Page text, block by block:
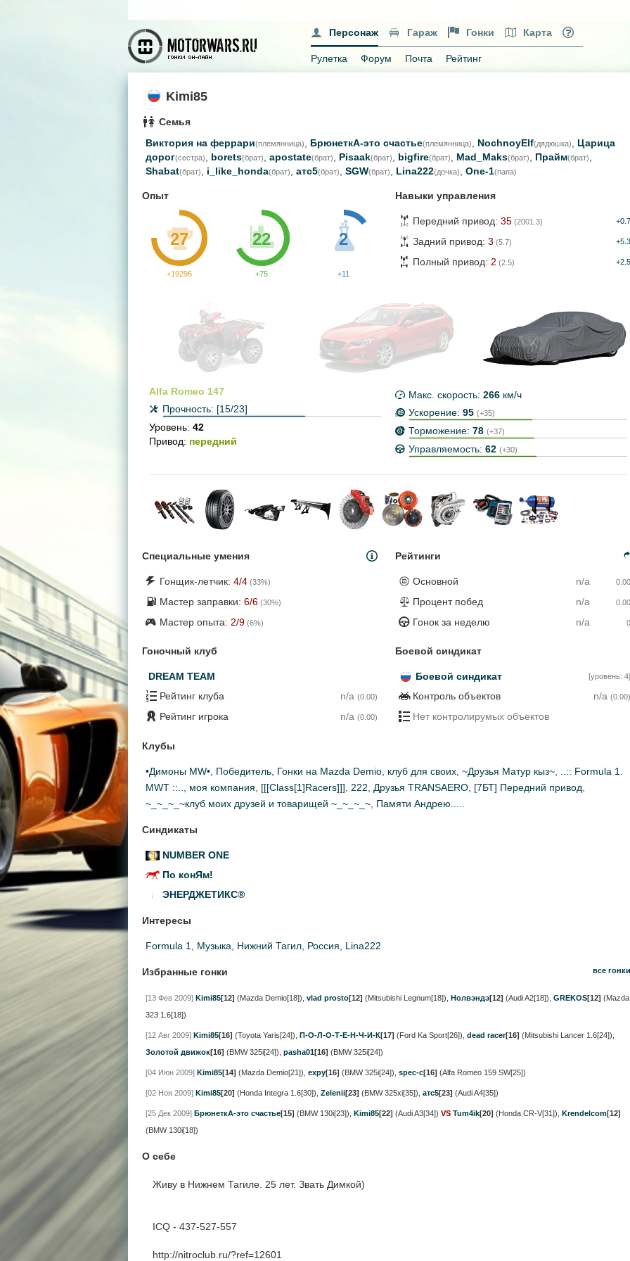
Персонаж Гараж Гонки Карта
Рулетка Форум Почта Рейтинг
Kimi85
Семья
Виктория на феррари(племянница) БрюнеткА-это счастье(племянница) NochnoyElf(дядюшка)
Царица
дорог(сестра) borets(брат) apostate(брат) Pisaak(брат) bigfire(брат) Mad_Maks(брат) Прайм(брат)
Shabat(брат) i_like_honda(брат) атс5(брат) SGW(брат) Lina222(дочка) One-1(папа)
Опыт
27
+19296
22
+75
2
+11
Навыки управления
Передний привод: 35 (2001.3) +0.7
Задний привод: 3 (5.7) +5.3
Полный привод: 2 (2.5) +2.5
Alfa Romeo 147
Прочность: [15/23]
Уровень: 42
Привод: передний
Макс. скорость: 266 км/ч
Ускорение: 95 (+35)
Торможение: 78 (+37)
Управляемость: 62 (+30)
Специальные умения
Гонщик-летчик: 4/4 (33%)
Мастер заправки: 6/6 (30%)
Мастер опыта: 2/9 (6%)
Рейтинги
Основной n/a 0.00
Процент побед n/a 0.00
Гонок за неделю n/a 0
Гоночный клуб
DREAM TEAM
Рейтинг клуба
n/a (0.00)
Рейтинг игрока n/a (0.00)
Боевой синдикат
Боевой синдикат [уровень: 4]
Контроль объектов n/a (0.00)
Нет контролирумых объектов
Клубы
•Димоны MW• Победитель Гонки на Mazda Demio клуб для своих ~Друзья Матур кыз~
..:: Formula 1.
MWT ::..
моя компания [[[Class[1]Racers]]] 222 Друзья TRANSAERO [7БТ] Передний привод
~_~_~_~клуб моих друзей и товарищей ~_~_~_~ Памяти Андрею.....
Синдикаты
NUMBER ONE
По конЯм!
ЭНЕРДЖЕТИКС®
Интересы
Formula 1 Музыка Нижний Тагил Россия Lina222
Избранные гонки все гонки
[13 Фев 2009] Kimi85[12] (Mazda Demio[18]) vlad prosto[12] (Mitsubishi Legnum[18]) Нолвэндэ[12] (Audi A2[18]) GREKOS[12] (Mazda
323 1.6[18])
[12 Авг 2009] Kimi85[16] (Toyota Yaris[24]) П-О-Л-О-Т-Е-Н-Ч-И-К[17] (Ford Ka Sport[26]) dead racer[16] (Mitsubishi Lancer 1.6[24])
Золотой движок[16] (BMW 325i[24]) pasha01[16] (BMW 325i[24])
[04 Июн 2009] Kimi85[14] (Mazda Demio[21]) expy[16] (BMW 325i[24]) spec-c[16] (Alfa Romeo 159 SW[25])
[02 Ноя 2009] Kimi85[20] (Honda Integra 1.6[30]) Zelenii[23] (BMW 325xi[35]) атс5[23] (Audi A4[35])
[25 Дек 2009] БрюнеткА-это счастье[15] (BMW 130i[23]) Kimi85[22] (Audi A3[34]) VS Tum4ik[20] (Honda CR-V[31]) Krendelcom[12]
(BMW 130i[18])
О себе
Живу в Нижнем Тагиле. 25 лет. Звать Димкой)
ICQ - 437-527-557
http://nitroclub.ru/?ref=12601